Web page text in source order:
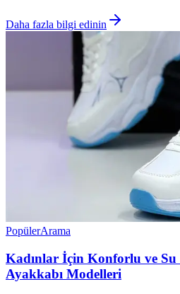
Daha fazla bilgi edinin
PopülerArama
Kadınlar İçin Konforlu ve Su
Ayakkabı Modelleri